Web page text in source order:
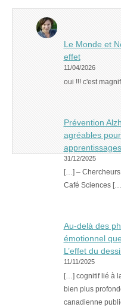
Le Monde et
effet
11/04/2026
oui !!! c'est
Prévention
agréables
31/12/2025
[…] –
Café Sciences
Au-delà des
émotionnel
L’effet du
11/11/2025
[…] cognitif lié à
bien plus
canadienne